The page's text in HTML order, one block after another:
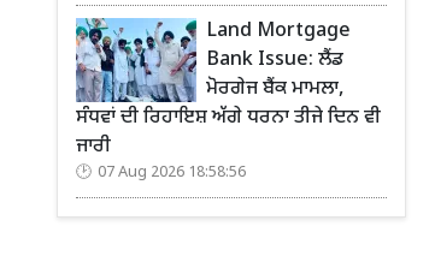
Land Mortgage
Bank Issue: ਲੈਂਡ
ਮੋਰਗੇਜ ਬੈਂਕ ਮਾਮਲਾ,
ਸੰਧਵਾਂ ਦੀ ਰਿਹਾਇਸ਼ ਅੱਗੇ ਧਰਨਾ ਤੀਜੇ ਦਿਨ ਵੀ
ਜਾਰੀ
07 Aug 2026 18:58:56